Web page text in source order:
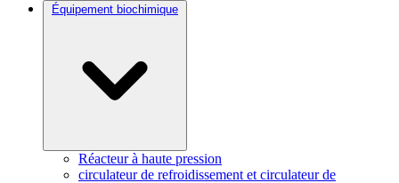
Équipement biochimique
Réacteur à haute pression
circulateur de refroidissement et circulateur de